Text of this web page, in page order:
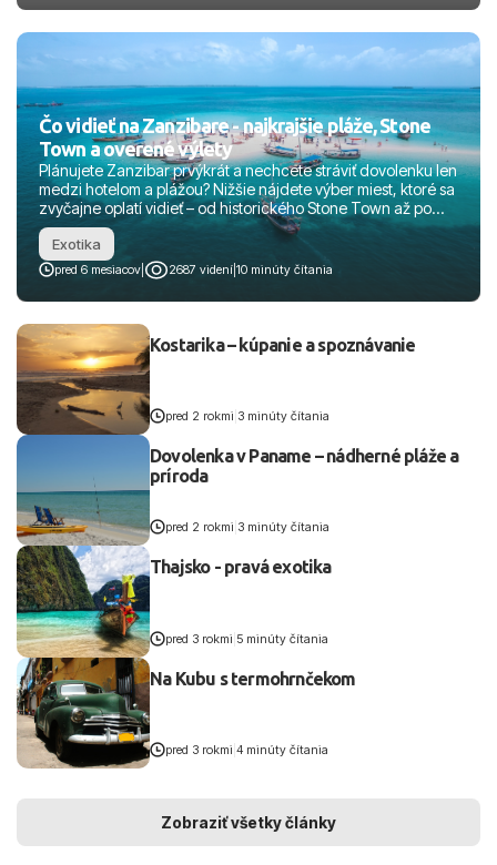
Zobraziť všetky články
Čo vidieť na Zanzibare - najkrajšie pláže, Stone
Town a overené výlety
Plánujete Zanzibar prvýkrát a nechcete stráviť dovolenku len
medzi hotelom a plážou? Nižšie nájdete výber miest, ktoré sa
zvyčajne oplatí vidieť – od historického Stone Town až po
pláže severu, lagúny na východe a výlety loďou. Pridávam aj
praktické tipy, ako si dni poskladať, na čo si dať pozor (odliv,
logistika, etika pri zvieratách) a krátke FAQ.
Exotika
pred 6 mesiacov 2687 videní 10 minúty čítania
Kostarika – kúpanie a spoznávanie
pred 2 rokmi 3 minúty čítania
Dovolenka v Paname – nádherné pláže a
príroda
pred 2 rokmi 3 minúty čítania
Thajsko - pravá exotika
pred 3 rokmi 5 minúty čítania
Na Kubu s termohrnčekom
pred 3 rokmi 4 minúty čítania